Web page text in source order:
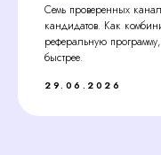
Семь проверенных
кандидатов. Как
реферальную
быстрее.
29.06.2026